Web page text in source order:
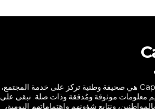
صحيفة Cap DZ هي صحيفة وطنية تركز على خدمة المجتمع،
معلومات موثوقة ومُدققة وذات صلة. نبقى على
ونتابع شؤونهم واهتماماتهم اليومية،